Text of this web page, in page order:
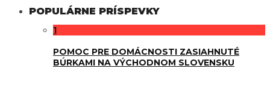
POPULÁRNE PRÍSPEVKY
1
POMOC PRE DOMÁCNOSTI ZASIAHNUTÉ
BÚRKAMI NA VÝCHODNOM SLOVENSKU